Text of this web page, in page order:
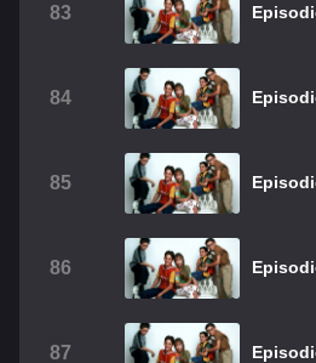
83
84
85
86
87